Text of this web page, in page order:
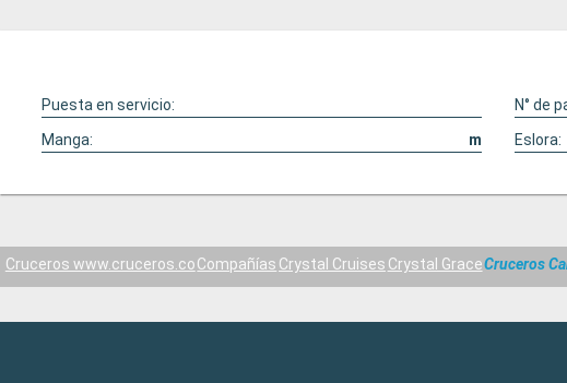
Puesta en servicio: N° de
Manga:
m Eslora:
Cruceros www.cruceros.coCompañías Crystal Cruises Crystal GraceCruceros